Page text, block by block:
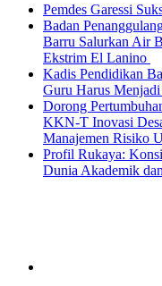
Pemdes Garessi
Badan
Barru Salurkan Air
Ekstrim El Lanino
Kadis Pendidikan
Guru Harus
Dorong
KKN-T Inovasi
Manajemen Risiko
Profil Rukaya:
Dunia Akademik